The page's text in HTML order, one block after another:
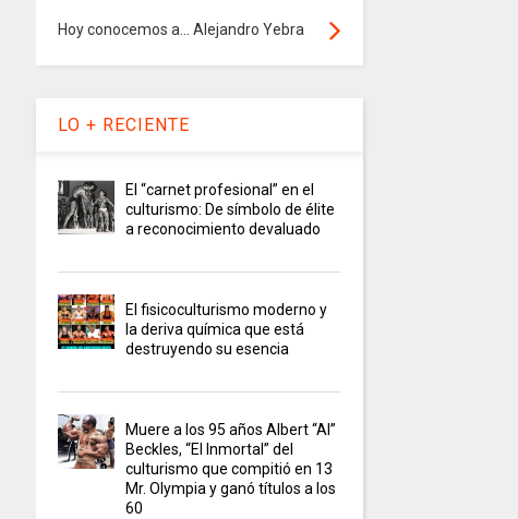
Hoy conocemos a... Alejandro Yebra
LO + RECIENTE
El “carnet profesional” en el
culturismo: De símbolo de élite
a reconocimiento devaluado
El fisicoculturismo moderno y
la deriva química que está
destruyendo su esencia
Muere a los 95 años Albert “Al”
Beckles, “El Inmortal” del
culturismo que compitió en 13
Mr. Olympia y ganó títulos a los
60